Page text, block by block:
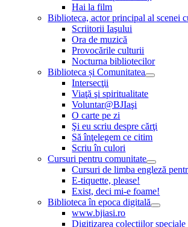
Hai la film
Biblioteca, actor principal al scenei
Scriitorii Iaşului
Ora de muzică
Provocările culturii
Nocturna bibliotecilor
Biblioteca și Comunitatea
Intersecţii
Viaţă şi spiritualitate
Voluntar@BJIaşi
O carte pe zi
Şi eu scriu despre cărţi
Să înţelegem ce citim
Scriu în culori
Cursuri pentru comunitate
Cursuri de limba engleză
E-tiquette, please!
Exist, deci mi-e foame!
Biblioteca în epoca digitală
www.bjiasi.ro
Digitizarea colecţiilor speciale